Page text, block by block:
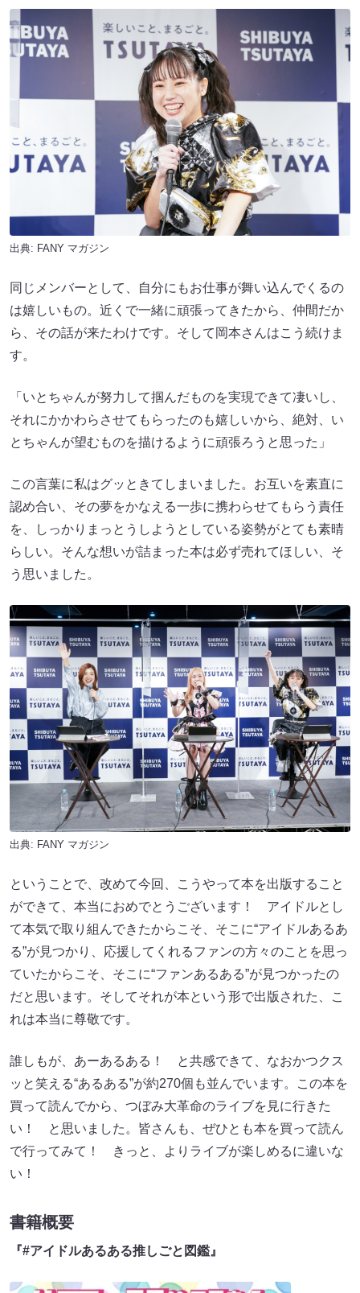
出典: FANY マガジン
同じメンバーとして、自分にもお仕事が舞い込んでくるの
は嬉しいもの。近くで一緒に頑張ってきたから、仲間だか
ら、その話が来たわけです。そして岡本さんはこう続けま
す。
「いとちゃんが努力して掴んだものを実現できて凄いし、
それにかかわらさせてもらったのも嬉しいから、絶対、い
とちゃんが望むものを描けるように頑張ろうと思った」
この言葉に私はグッときてしまいました。お互いを素直に
認め合い、その夢をかなえる一歩に携わらせてもらう責任
を、しっかりまっとうしようとしている姿勢がとても素晴
らしい。そんな想いが詰まった本は必ず売れてほしい、そ
う思いました。
出典: FANY マガジン
ということで、改めて今回、こうやって本を出版すること
ができて、本当におめでとうございます！ アイドルとし
て本気で取り組んできたからこそ、そこに“アイドルあるあ
る”が見つかり、応援してくれるファンの方々のことを思っ
ていたからこそ、そこに“ファンあるある”が見つかったの
だと思います。そしてそれが本という形で出版された、こ
れは本当に尊敬です。
誰しもが、あーあるある！ と共感できて、なおかつクス
ッと笑える“あるある”が約270個も並んでいます。この本を
買って読んでから、つぼみ大革命のライブを見に行きた
い！ と思いました。皆さんも、ぜひとも本を買って読ん
で行ってみて！ きっと、よりライブが楽しめるに違いな
い！
書籍概要
『#アイドルあるある推しごと図鑑』